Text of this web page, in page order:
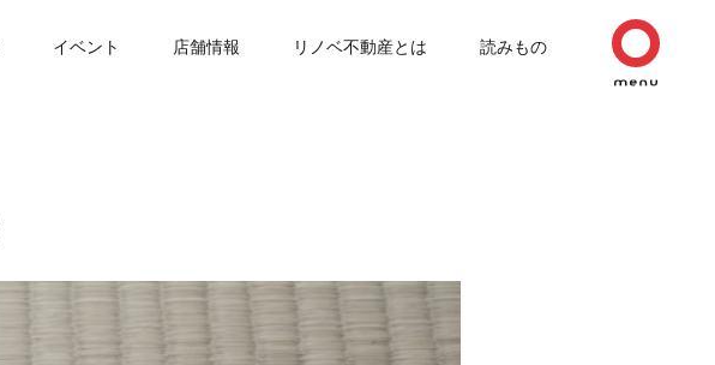
イベント 店舗情報 リノベ不動産とは 読みもの